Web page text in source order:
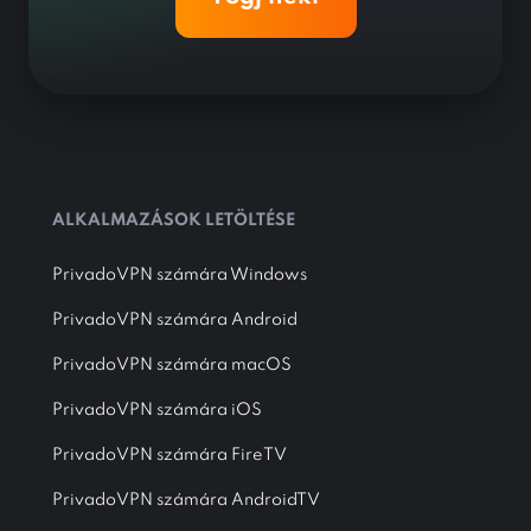
ALKALMAZÁSOK LETÖLTÉSE
PrivadoVPN számára Windows
PrivadoVPN számára Android
PrivadoVPN számára macOS
PrivadoVPN számára iOS
PrivadoVPN számára FireTV
PrivadoVPN számára AndroidTV